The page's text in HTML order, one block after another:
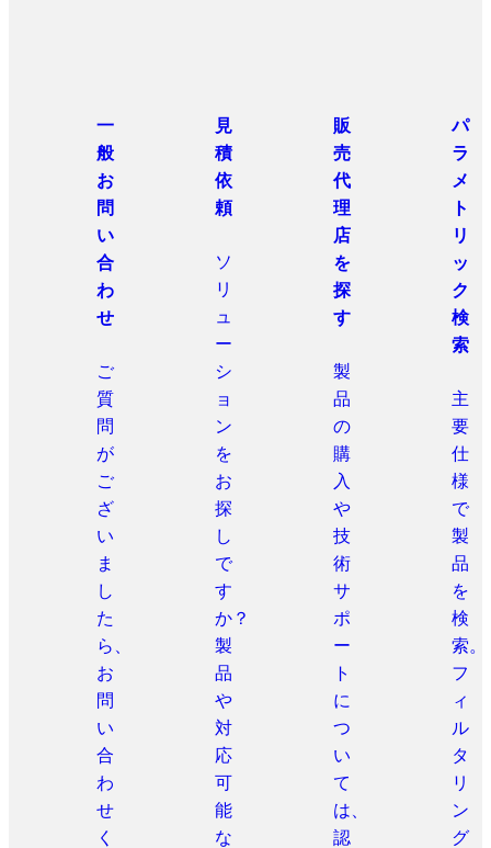
一
般
お
問
い
合
わ
せ
ご
質
問
が
ご
ざ
い
ま
し
た
ら、
お
問
い
合
わ
せ
く
見
積
依
頼
ソ
リ
ュ
ー
シ
ョ
ン
を
お
探
し
で
す
か？
製
品
や
対
応
可
能
な
販
売
代
理
店
を
探
す
製
品
の
購
入
や
技
術
サ
ポ
ー
ト
に
つ
い
て
は、
認
パ
ラ
メ
ト
リ
ッ
ク
検
索
主
要
仕
様
で
製
品
を
検
索。
フ
ィ
ル
タ
リ
ン
グ